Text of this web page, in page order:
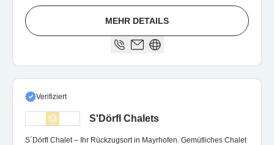
MEHR DETAILS
Verifiziert
S'Dörfl Chalets
S´Dörfl Chalet – Ihr Rückzugsort in Mayrhofen. Gemütliches Chalet